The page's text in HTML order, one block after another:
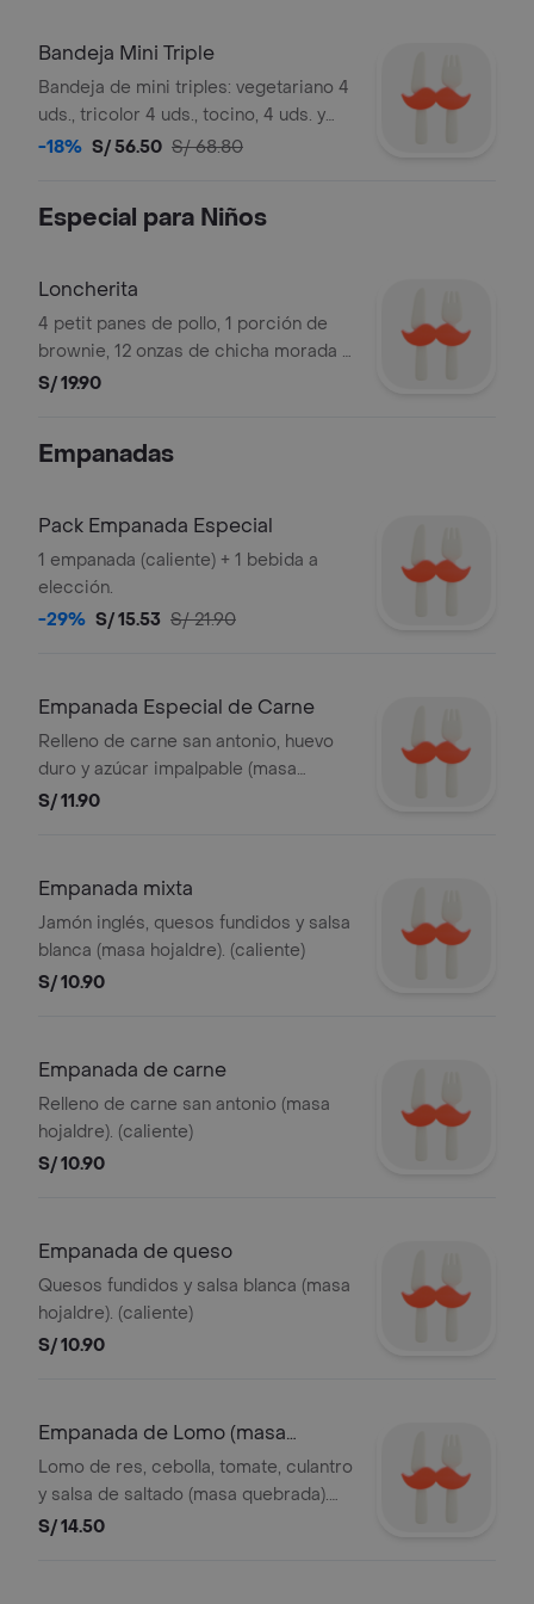
Bandeja Mini Triple
Bandeja de mini triples: vegetariano 4
uds., tricolor 4 uds., tocino, 4 uds. y
pollo 4 uds.
-18% S/ 56.50 S/ 68.80
Especial para Niños
Loncherita
4 petit panes de pollo, 1 porción de
brownie, 12 onzas de chicha morada y
1 cajita de plastilina para jugar.
S/ 19.90
Empanadas
Pack Empanada Especial
1 empanada (caliente) + 1 bebida a
elección.
-29% S/ 15.53 S/ 21.90
Empanada Especial de Carne
Relleno de carne san antonio, huevo
duro y azúcar impalpable (masa
quebrada). (caliente)
S/ 11.90
Empanada mixta
Jamón inglés, quesos fundidos y salsa
blanca (masa hojaldre). (caliente)
S/ 10.90
Empanada de carne
Relleno de carne san antonio (masa
hojaldre). (caliente)
S/ 10.90
Empanada de queso
Quesos fundidos y salsa blanca (masa
hojaldre). (caliente)
S/ 10.90
Empanada de Lomo (masa
Quebrada)
Lomo de res, cebolla, tomate, culantro
y salsa de saltado (masa quebrada).
(caliente)
S/ 14.50